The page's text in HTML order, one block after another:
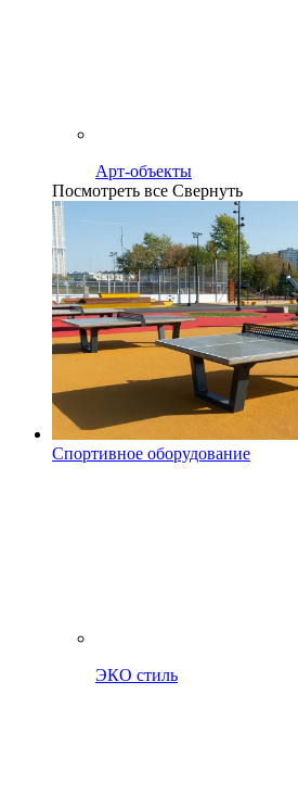
Арт-объекты
Посмотреть все Свернуть
Спортивное оборудование
ЭКО стиль